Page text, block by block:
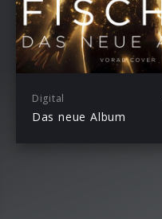
Digital
Das neue Album